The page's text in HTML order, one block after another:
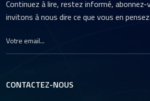
Continuez à lire, restez informé,
invitons à nous dire ce que vous en pensez.
CONTACTEZ-NOUS